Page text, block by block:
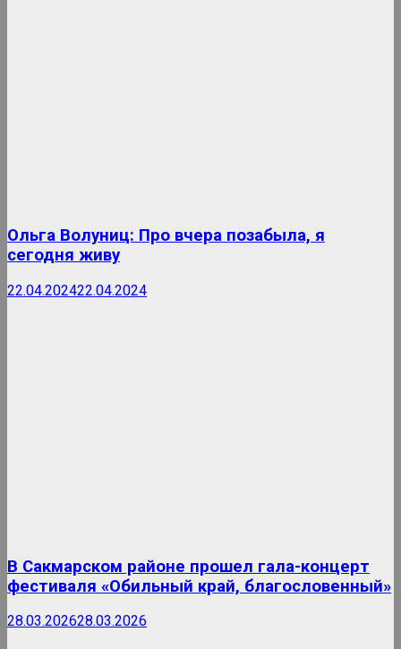
Ольга Волуниц: Про вчера позабыла, я
сегодня живу
22.04.202422.04.2024
В Сакмарском районе прошел гала-концерт
фестиваля «Обильный край, благословенный»
28.03.202628.03.2026